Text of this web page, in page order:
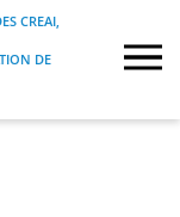
DES CREAI, EN
EN SITUATION
CREAI,
DE